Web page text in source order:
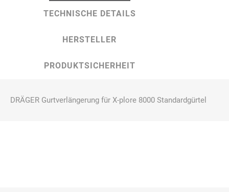
TECHNISCHE DETAILS
HERSTELLER
PRODUKTSICHERHEIT
DRÄGER Gurtverlängerung für X-plore 8000 Standardgürtel